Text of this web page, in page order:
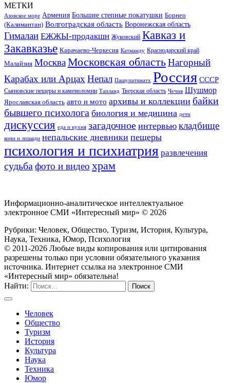
МЕТКИ
Азовское море Армения Большие степные покатушки Борнео
(Калимантан) Волгоградская область Воронежская область
Гималаи ЕЖЖЫ-продакшн Жуковский Кавказ и
Закавказье Карачаево-Черкесия Катманду Краснодарский край
Малайзия МоскваМосковская областьНагорный
Карабах или Арцах Непал Пашупатинатх Россия СССР
Сьяновские пещеры и каменоломни Таиланд Тверская область Чечня Шушмор
Ярославская область авто и мото архивы и коллекции байки
бывшего психолога биология и медицина дети
дискуссия еда и кухня загадочное интервью кладбище
кони и лошади непальские дневники пещеры
психология и психиатрия развлечения
судьба фото и видео храм
Информационно-аналитическое интеллектуальное
электронное СМИ «Интересный мир» © 2026
Рубрики: Человек, Общество, Туризм, История, Культура,
Наука, Техника, Юмор, Психология
© 2011-2026 Любые виды копирования или цитирования
разрешены только при условии обязательного указания
источника. Интернет ссылка на электронное СМИ
«Интересный мир» обязательна!
Найти:
Человек
Общество
Туризм
История
Культура
Наука
Техника
Юмор